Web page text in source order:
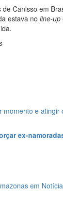
Canisso em
estava no line-up
e
ex-
em